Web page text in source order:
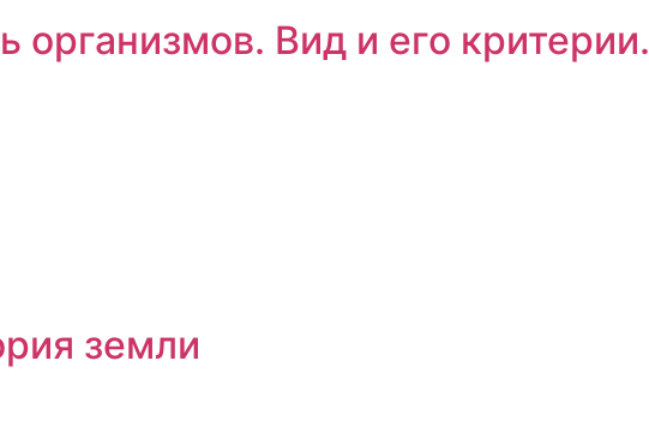
Вид и его критерии.
земли